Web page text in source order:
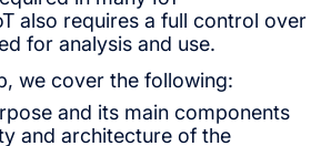
also requires a full control over
for analysis and use.
we cover the following:
and its main components
and architecture of the